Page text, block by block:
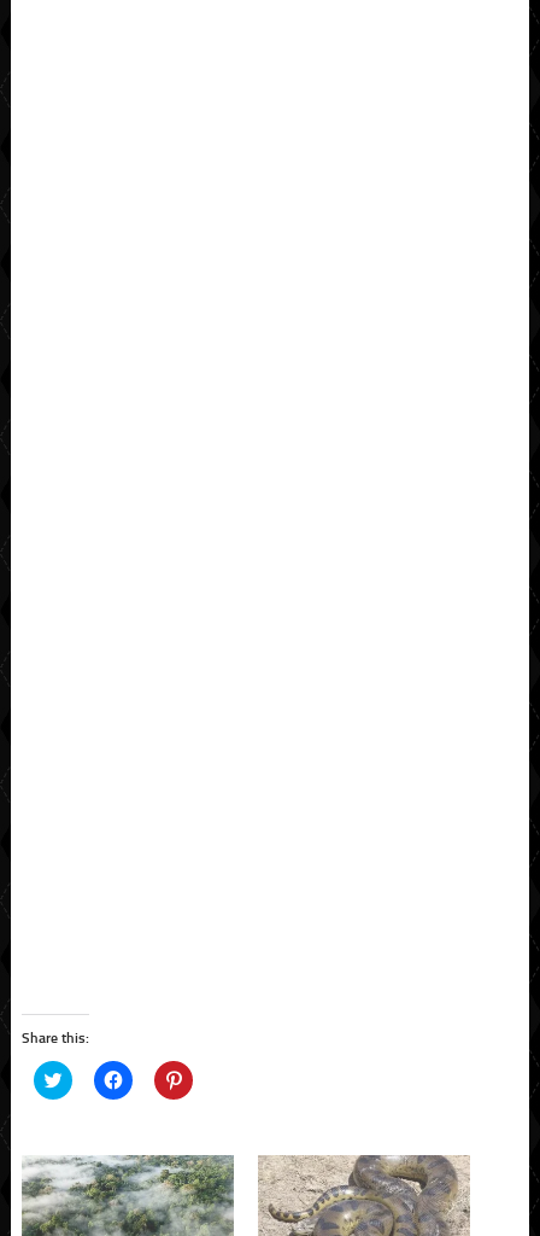
Share this:
Click
to
(Opens
in
new
window)
Click
to
(Opens
in
new
window)
Click
to
(Opens
in
new
window)